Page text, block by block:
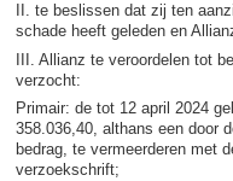
II. te beslissen dat zij ten
schade heeft geleden en
III. Allianz te veroordelen tot
verzocht:
Primair: de tot 12 april 2024
358.036,40, althans een door
bedrag, te vermeerderen met
verzoekschrift;